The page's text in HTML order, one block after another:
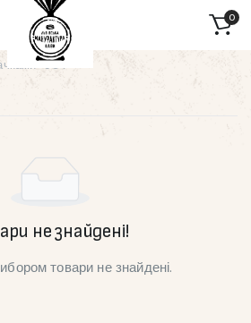
0
“50 г”
не знайдені!
товари не знайдені.